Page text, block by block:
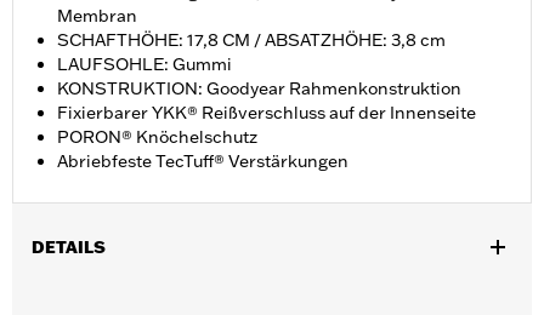
Membran
SCHAFTHÖHE: 17,8 CM / ABSATZHÖHE: 3,8 cm
LAUFSOHLE: Gummi
KONSTRUKTION: Goodyear Rahmenkonstruktion
Fixierbarer YKK® Reißverschluss auf der Innenseite
PORON® Knöchelschutz
Abriebfeste TecTuff® Verstärkungen
DETAILS